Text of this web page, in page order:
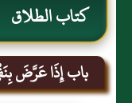
كتاب الطلاق
باب إِذَا عَرَّضَ